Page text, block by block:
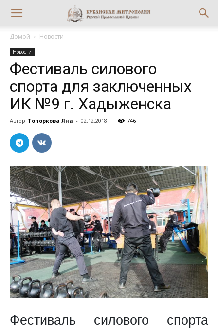
Домой Новости
Новости
Фестиваль силового
спорта для заключенных
ИК №9 г. Хадыженска
Автор Топоркова Яна - 02.12.2018 746
Фестиваль силового спорта